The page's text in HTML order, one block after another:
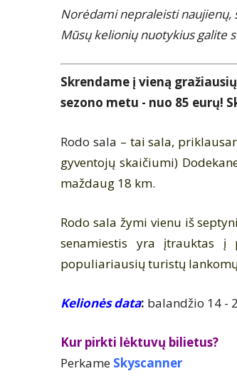
Norėdami nepraleisti naujienų,
Mūsų kelionių nuotykius galite
Skrendame į vieną
sezono metu - nuo 85 eurų!
Rodo sala – tai sala,
gyventojų skaičiumi)
maždaug 18 km.
Rodo sala žymi vienu iš
senamiestis yra įtrauktas į
populiariausių turistų
Kelionės data: balandžio 14 -
Kur pirkti lėktuvų bilietus?
Perkame Skyscanner